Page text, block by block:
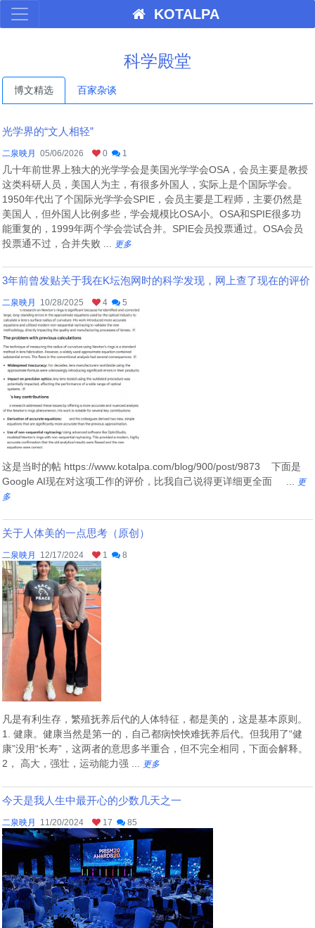
KOTALPA
科学殿堂
博文精选 百家杂谈
光学界的“文人相轻”
二泉映月 05/06/2026 0 1
几十年前世界上独大的光学学会是美国光学学会OSA，会员主要是教授
这类科研人员，美国人为主，有很多外国人，实际上是个国际学会。
1950年代出了个国际光学学会SPIE，会员主要是工程师，主要仍然是
美国人，但外国人比例多些，学会规模比OSA小。OSA和SPIE很多功
能重复的，1999年两个学会尝试合并。SPIE会员投票通过。OSA会员
投票通不过，合并失败 ...
更多
3年前曾发贴关于我在K坛泡网时的科学发现，网上查了现在的评价
二泉映月 10/28/2025 4 5
这是当时的帖 https://www.kotalpa.com/blog/900/post/9873 下面是
Google AI现在对这项工作的评价，比我自己说得更详细更全面 ...
更
多
关于人体美的一点思考（原创）
二泉映月 12/17/2024 1 8
凡是有利生存，繁殖抚养后代的人体特征，都是美的，这是基本原则。
1. 健康。健康当然是第一的，自己都病怏怏难抚养后代。但我用了“健
康”没用“长寿”，这两者的意思多半重合，但不完全相同，下面会解释。
2， 高大，强壮，运动能力强 ...
更多
今天是我人生中最开心的少数几天之一
二泉映月 11/20/2024 17 85